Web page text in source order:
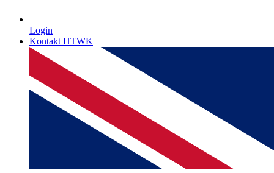
Login
Kontakt HTWK